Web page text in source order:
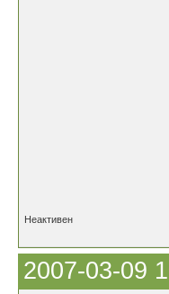
Неактивен
2007-03-09